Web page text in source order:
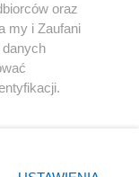
Youtube
oraz
my i Zaufani
prywatności